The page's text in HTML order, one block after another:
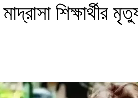
শিক্ষার্থীর